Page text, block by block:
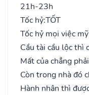
21h-23h
Tốc hỷ:TỐT
Tốc hỷ mọi việc
Cầu tài cầu lộc thì
Mất của chẳng
Còn trong nhà đó
Hành nhân thì